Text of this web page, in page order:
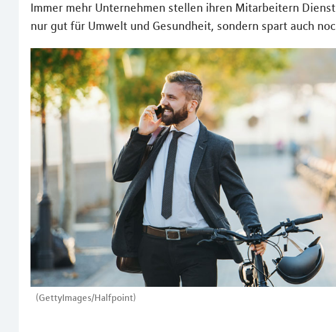
Immer mehr Unternehmen stellen ihren Mitarbeitern
nur gut für Umwelt und Gesundheit, sondern spart auch
(GettyImages/Halfpoint)